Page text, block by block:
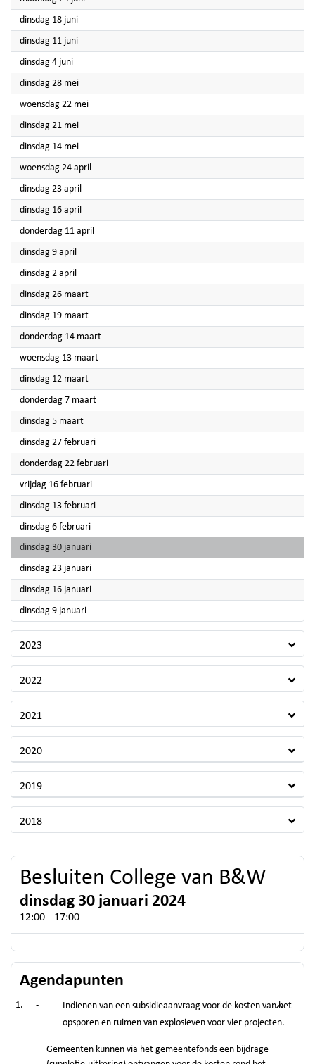
dinsdag 18 juni2024
dinsdag 11 juni2024
dinsdag 4 juni2024
dinsdag 28 mei2024
woensdag 22 mei2024
dinsdag 21 mei2024
dinsdag 14 mei2024
woensdag 24 april
dinsdag 23 april
dinsdag 16 april
donderdag 11 april
dinsdag 9 april
dinsdag 2 april
dinsdag 26 maart2024
dinsdag 19 maart2024
donderdag 14 maart2024
woensdag 13 maart2024
dinsdag 12 maart2024
donderdag 7 maart2024
dinsdag 5 maart2024
dinsdag 27 februari2024
donderdag 22 februari2024
vrijdag 16 februari2024
dinsdag 13 februari2024
dinsdag 6 februari2024
dinsdag 30 januari2024
dinsdag 23 januari2024
dinsdag 16 januari2024
dinsdag 9 januari2024
2023
2022
2021
2020
2019
2018
Besluiten College van B&W
dinsdag 30 januari 2024
12:00 - 17:00
Agendapunten
-
Indienen van een subsidieaanvraag voor de kosten van het
opsporen en ruimen van explosieven voor vier projecten.
Gemeenten kunnen via het gemeentefonds een bijdrage